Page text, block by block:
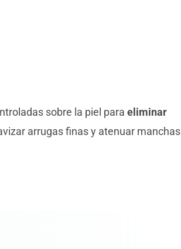
sobre la piel para eliminar
arrugas finas y atenuar manchas